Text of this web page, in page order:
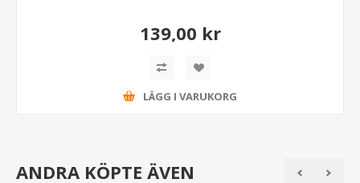
139,00 kr
LÄGG I VARUKORG
ANDRA KÖPTE ÄVEN